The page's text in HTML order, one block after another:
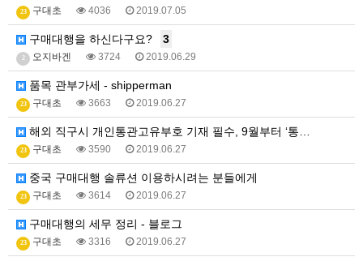
23 구대초 4036 2019.07.05
구매대행을 하신다구요? 3
2 오지바겐 3724 2019.06.29
품목 관부가세 - shipperman
23 구대초 3663 2019.06.27
해외 직구시 개인통관고유부호 기재 필수, 9월부터 ‘통…
23 구대초 3590 2019.06.27
중국 구매대행 솔류션 이용하시려는 분들에게
23 구대초 3614 2019.06.27
구매대행의 세무 정리 - 블로그
23 구대초 3316 2019.06.27